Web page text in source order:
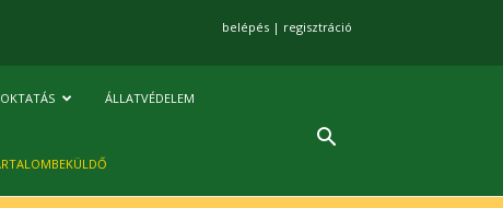
belépés | regisztráció
ÁLLATVÉDELEM